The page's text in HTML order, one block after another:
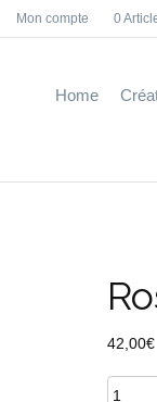
a
n
Mon compte 0
Home
42,00€
quantité